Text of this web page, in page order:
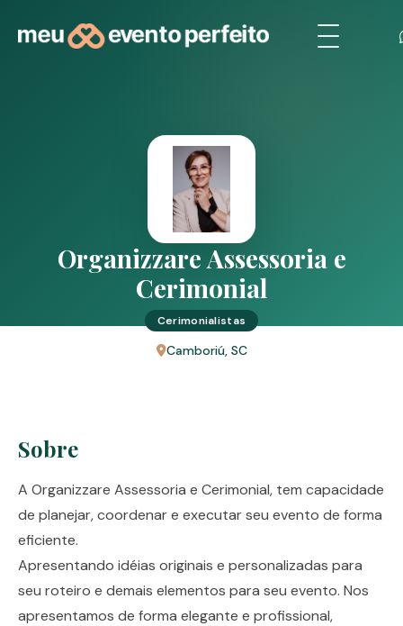
Organizzare Assessoria e
Cerimonial
Cerimonialistas
Camboriú, SC
Sobre
A Organizzare Assessoria e Cerimonial, tem capacidade
de planejar, coordenar e executar seu evento de forma
eficiente.
Apresentando idéias originais e personalizadas para
seu roteiro e demais elementos para seu evento. Nos
apresentamos de forma elegante e profissional,